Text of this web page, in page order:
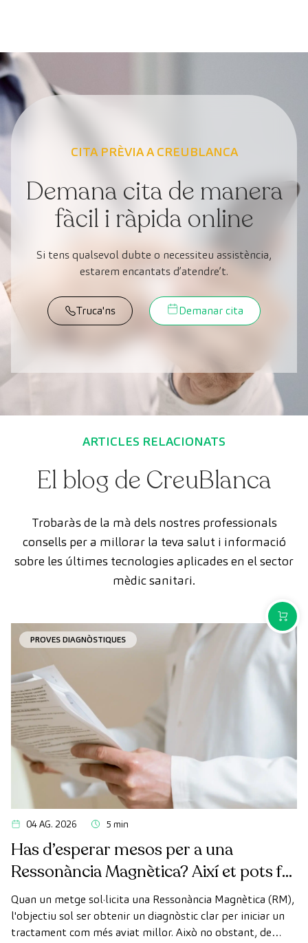
CITA PRÈVIA A CREUBLANCA
Demana cita de manera
fàcil i ràpida online
Si tens qualsevol dubte o necessiteu assistència,
estarem encantats d’atendre’t.
Truca'ns Demanar cita
ARTICLES RELACIONATS
El blog de CreuBlanca
Trobaràs de la mà dels nostres professionals
consells per a millorar la teva salut i informació
sobre les últimes tecnologies aplicades en el sector
mèdic sanitari.
PROVES DIAGNÒSTIQUES
04 AG. 2026 5 min
Has d’esperar mesos per a una
Ressonància Magnètica? Així et pots fer
la prova de manera ràpida com a
pacient privat
Quan un metge sol·licita una Ressonància Magnètica (RM),
l'objectiu sol ser obtenir un diagnòstic clar per iniciar un
tractament com més aviat millor. Això no obstant, de